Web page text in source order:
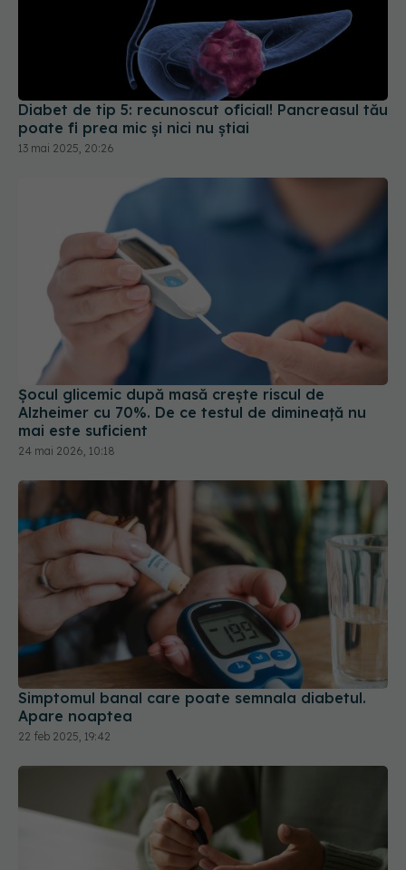
Diabet de tip 5: recunoscut oficial! Pancreasul tău
poate fi prea mic și nici nu știai
13 mai 2025, 20:26
Șocul glicemic după masă crește riscul de
Alzheimer cu 70%. De ce testul de dimineață nu
mai este suficient
24 mai 2026, 10:18
Simptomul banal care poate semnala diabetul.
Apare noaptea
22 feb 2025, 19:42